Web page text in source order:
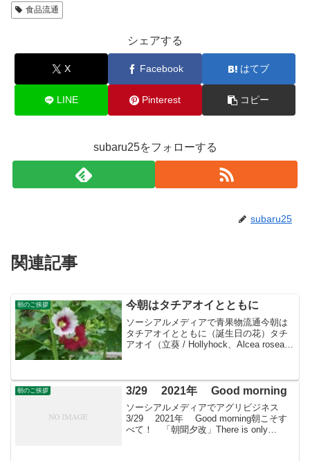
食品流通
シェアする
X Facebook はてブ
LINE Pinterest コピー
subaru25をフォローする
subaru25
関連記事
朝のご挨拶 今朝はタチアオイとともに
ソーシアルメディアで青果物流通今朝は
タチアオイとともに（誕生日の花）タチ
アオイ（立葵 / Hollyhock、Alcea rosea）
リ...
朝のご挨拶 3/29 2021年 Good morning
ソーシアルメディアでアグリビジネス
3/29 2021年 Good morning朝こそす
べて！ 「朝聞夕改」There is only